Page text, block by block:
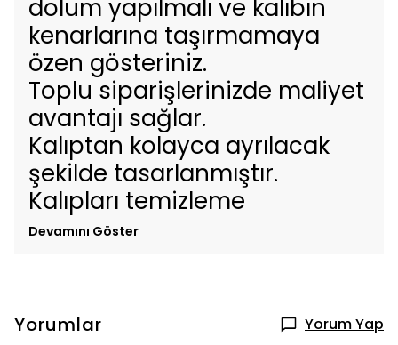
dolum yapılmalı ve kalıbın
kenarlarına taşırmamaya
özen gösteriniz.
Toplu siparişlerinizde maliyet
avantajı sağlar.
Kalıptan kolayca ayrılacak
şekilde tasarlanmıştır.
Kalıpları temizleme
Devamını Göster
Yorumlar Yorum Yap